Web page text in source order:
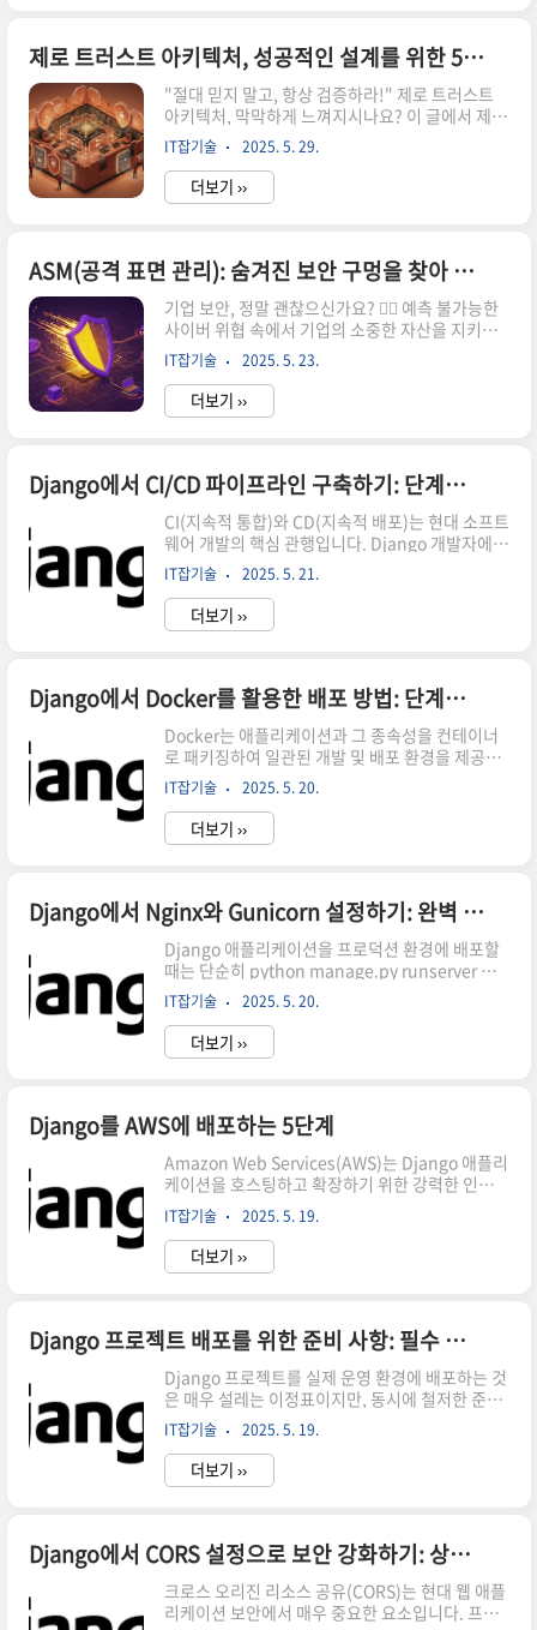
니, 어디서부터 시작해야 할지, 어떤 도구들이 필요
한지 너무 막막하게 느껴지실 수 있습니다. 시중에
나와 있는 보안 솔루션들은 또 왜 이렇게 많은지!
하나씩 찾아보다 보면 머리가 지끈거릴 때도 있죠.
🤯 제가 직접 이 분야를 경험하면서 느낀 건, 제로
트러스트는 단순히 솔루션 몇 개를 도입하는 게 아
니라, 사..
제로 트러스트 아키텍처, 성공적인 설계를 위한 5가지 필수 고려사항
"절대 믿지 말고, 항상 검증하라!" 제로 트러스트
아키텍처, 막막하게 느껴지시나요? 이 글에서 제로
트러스트 설계 시 꼭 고려해야 할 핵심 요소 5가지
를 쉽고 친근하게 알려드립니다. 당신의 보안 고민,
함께 해결해 봐요!요즘 사이버 보안 뉴스 보면 정말
한숨만 나오지 않나요? 😥 랜섬웨어, 데이터 유
외부 공격만 막으면 된다는 인식이 강했지만, 이제
는 내부 사용자나 시스템도 잠재적 위협이 될 수 있
다는 걸 깨달아야 해요. 이런 변화 속에서 주목받는
개념이 바로 제로 트러스트(Zero Trust) 아키텍처
죠. '절대 믿지 말고 항상 검증하라'는 이 강력한 철
학, 과연 어떻게 우리 시스템에 적용해야 할까요?..
IT잡기술 2025. 5. 29.
더보기 ››
ASM(공격 표면 관리): 숨겨진 보안 구멍을 찾아 기업을 보호하는 방법
기업 보안, 정말 괜찮으신가요? 🕵️‍♀️ 예측 불가능한
사이버 위협 속에서 기업의 소중한 자산을 지키는
핵심 열쇠, ASM(공격 표면 관리)의 모든 것을 알아
보고 실제 기업 보안 강화에 어떻게 활용되는지 자
세히 살펴보세요!솔직히 말해서, 요즘 기업 보안 담
당자분들 밤잠 설치는 일 많으실 것 같아요. 제가 아
트업에서 일할 때, 보안 이슈가 터질까 봐 늘 불안했
던 기억이 생생합니다. 우리가 모르는 사이에 공격
자들이 호시탐탐 노리고 있는 구멍이 있을까 봐 말
이죠. 이런 불안감, 여러분도 느끼시죠? 😊예전에
는 방화벽이나 백신만으로도 어느 정도 안심할 수
있었지만, 이제는 세상이 너무 빠르게 변하고 있어
요. 클..
IT잡기술 2025. 5. 23.
더보기 ››
Django에서 CI/CD 파이프라인 구축하기: 단계별 가이드
CI(지속적 통합)와 CD(지속적 배포)는 현대 소프트
웨어 개발의 핵심 관행입니다. Django 개발자에게
있어 안정적인 CI/CD 파이프라인을 구축하면 테스
트 자동화, 일관된 빌드, 빠른 배포가 가능해져 개
발 효율이 크게 향상됩니다. 이 가이드에서는
GitHub Actions와 Heroku 또는 AWS 같은 클라
개합니다. 서론: Django 프로젝트에 CI/CD가 중
요한 이유전통적인 개발 워크플로우에서는 테스트
와 배포가 수동으로 이루어지기 때문에 오류 발생
가능성이 높고 시간이 오래 걸립니다. CI/CD는 다
음과 같은 이점을 제공합니다:빠른 반복 배포프로
덕션 환경에서의 버그 감소협업 효율성 증가안정적
인 코드..
IT잡기술 2025. 5. 21.
더보기 ››
Django에서 Docker를 활용한 배포 방법: 단계별 가이드
Docker는 애플리케이션과 그 종속성을 컨테이너
로 패키징하여 일관된 개발 및 배포 환경을 제공합
니다. Django 애플리케이션을 Docker로 배포하
면 개발, 테스트, 프로덕션 환경 간의 차이를 최소
화할 수 있습니다. 이 가이드에서는 Django 프로
젝트를 Docker로 컨테이너화하고 배포하는 과정
젝트를 준비합니다.django-admin startproject
myprojectcd myprojectrequirements.txt 파
일을 생성하여 프로젝트의 종속성을 명시합니
다.pip freeze > requirements.txtsettings.py
파일에서 환경 변수로 설정을 관리하도록 수정합니
다.imp..
IT잡기술 2025. 5. 20.
더보기 ››
Django에서 Nginx와 Gunicorn 설정하기: 완벽 가이드
Django 애플리케이션을 프로덕션 환경에 배포할
때는 단순히 python manage.py runserver 명
령어를 사용하는 것만으로는 부족합니다. 개발 서
버는 높은 트래픽을 처리하거나 보안과 안정성을
보장하도록 설계되지 않았기 때문입니다.현업에서
는 Gunicorn이라는 WSGI 서버와 Nginx라는 고
로 실행하고 Nginx를 통해 안정적으로 제공하는
전체 과정을 단계별로 자세히 설명합니다. 서론: 왜
Gunicorn과 Nginx를 사용할까?
Gunicorn(Green Unicorn의 줄임말)은 Python
WSGI 애플리케이션을 위한 서버로, 여러 개의 워
커 프로세스를 생성하여 동시에 들어오는 요청을..
IT잡기술 2025. 5. 20.
더보기 ››
Django를 AWS에 배포하는 5단계
Amazon Web Services(AWS)는 Django 애플리
케이션을 호스팅하고 확장하기 위한 강력한 인프라
를 제공합니다. 스타트업 프로젝트를 시작하든, 프
로덕션급 웹앱을 구축하든, AWS에 Django 사이
트를 배포하면 유연성과 확장성, 성능을 모두 확보
할 수 있습니다.이 가이드에서는 EC2, RDS, S3와
다.서론AWS는 다양한 도구를 제공하지만,
Django 배포에 가장 널리 쓰이며 관리가 쉬운 조
합은 다음과 같습니다:EC2: Django 코드를 실행
하는 가상 서버RDS: PostgreSQL 또는 MySQL과
같은 관리형 데이터베이스S3: 정적 파일 및 미디어
파일 저장용 객체 스토리지Route ..
IT잡기술 2025. 5. 19.
더보기 ››
Django 프로젝트 배포를 위한 준비 사항: 필수 체크리스트
Django 프로젝트를 실제 운영 환경에 배포하는 것
은 매우 설레는 이정표이지만, 동시에 철저한 준비
가 필요한 단계입니다. 잘못 구성된 배포 환경은 성
능 저하, 서비스 중단, 심지어 보안 침해로 이어질
수 있습니다. 다행히 Django는 이러한 문제를 예
방할 수 있는 내장 도구들과 모범 사례들을 제공합
설정들을 소개합니다.서론개발 환경에서 프로덕션
으로의 전환은 단순히 코드를 서버에 업로드하는
것만으로 끝나지 않습니다. 보안, 안정성, 성능을
모두 고려해야 하며, Django의 기본 설정은 개발
IT잡기술 2025. 5. 19.
더보기 ››
Django에서 CORS 설정으로 보안 강화하기: 상세 가이드
크로스 오리진 리소스 공유(CORS)는 현대 웹 애플
리케이션 보안에서 매우 중요한 요소입니다. 프론